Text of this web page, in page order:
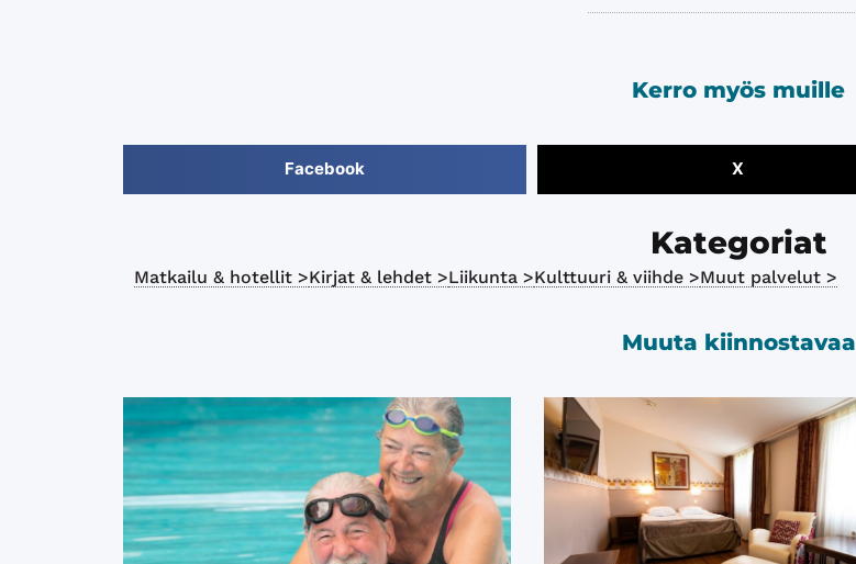
Kerro myös muille
Facebook X
Kategoriat
Matkailu & hotellit >Kirjat & lehdet >Liikunta >Kulttuuri & viihde >Muut palvelut >
Muuta kiinnostavaa